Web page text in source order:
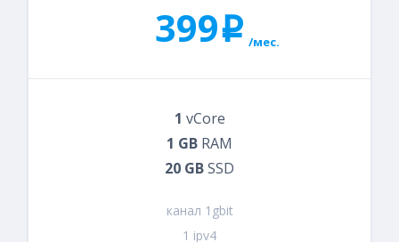
399i /мес.
1 vCore
1 GB RAM
20 GBSSD
канал 1gbit
1 ipv4